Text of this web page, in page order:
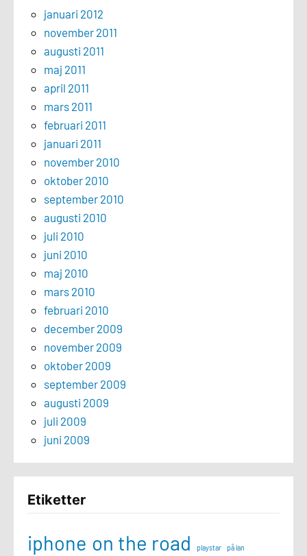
januari 2012
november 2011
augusti 2011
maj 2011
april 2011
mars 2011
februari 2011
januari 2011
november 2010
oktober 2010
september 2010
augusti 2010
juli 2010
juni 2010
maj 2010
mars 2010
februari 2010
december 2009
november 2009
oktober 2009
september 2009
augusti 2009
juli 2009
juni 2009
Etiketter
iphone on the road playstar på lan